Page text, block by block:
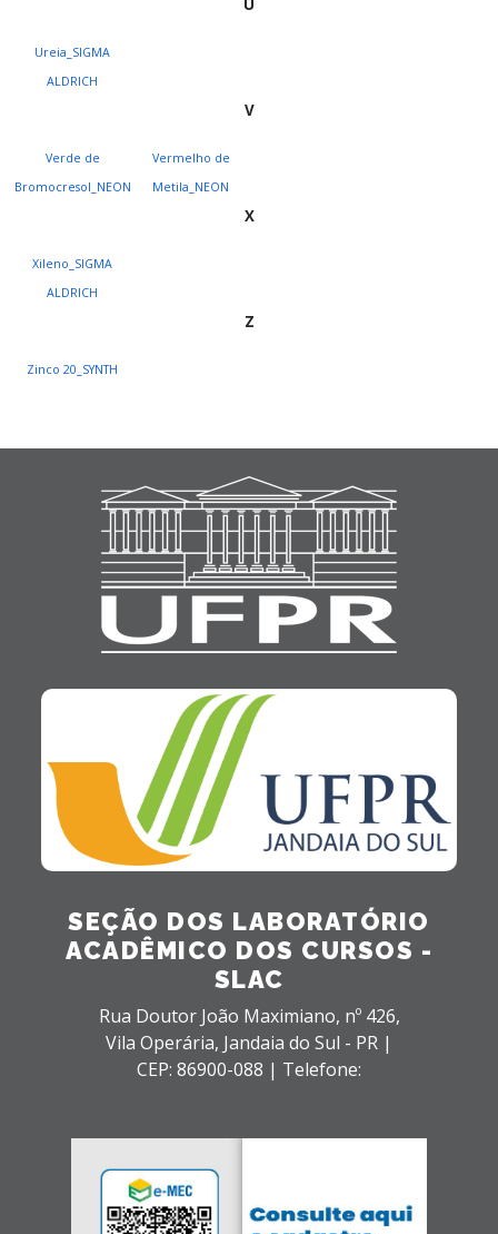
U
Ureia_SIGMA
ALDRICH
V
Verde de
Bromocresol_NEON
Vermelho de
Metila_NEON
X
Xileno_SIGMA
ALDRICH
Z
Zinco 20_SYNTH
SEÇÃO DOS LABORATÓRIO
ACADÊMICO DOS CURSOS -
SLAC
Rua Doutor João Maximiano, nº 426,
Vila Operária, Jandaia do Sul - PR |
CEP: 86900-088 | Telefone: